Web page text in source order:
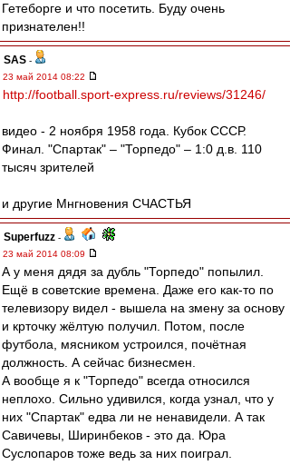
Гетеборге и что посетить. Буду очень
признателен!!
SAS -
23 май 2014 08:22
http://football.sport-express.ru/reviews/31246/
видео - 2 ноября 1958 года. Кубок СССР.
Финал. "Спартак" – "Торпедо" – 1:0 д.в. 110
тысяч зрителей
и другие Мнгновения СЧАСТЬЯ
Superfuzz -
23 май 2014 08:09
А у меня дядя за дубль "Торпедо" попылил.
Ещё в советские времена. Даже его как-то по
телевизору видел - вышела на змену за основу
и крточку жёлтую получил. Потом, после
футбола, мясником устроился, почётная
должность. А сейчас бизнесмен.
А вообще я к "Торпедо" всегда относился
неплохо. Сильно удивился, когда узнал, что у
них "Спартак" едва ли не ненавидели. А так
Савичевы, Ширинбеков - это да. Юра
Суслопаров тоже ведь за них поиграл.